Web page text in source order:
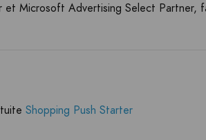
Microsoft Advertising Select Partner,
Shopping Push Starter